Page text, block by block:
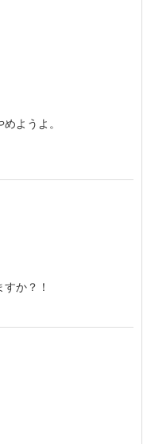
ようよ。
か？！